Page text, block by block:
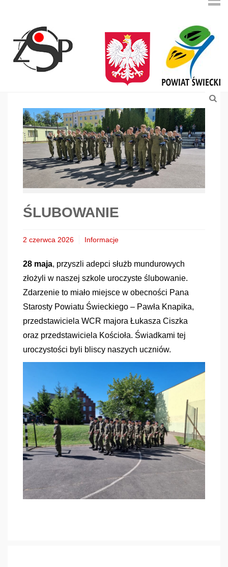
ŚLUBOWANIE
2 czerwca 2026 Informacje
28 maja, przyszli adepci służb mundurowych
złożyli w naszej szkole uroczyste ślubowanie.
Zdarzenie to miało miejsce w obecności Pana
Starosty Powiatu Świeckiego – Pawła Knapika,
przedstawiciela WCR majora Łukasza Ciszka
oraz przedstawiciela Kościoła. Świadkami tej
uroczystości byli bliscy naszych uczniów.